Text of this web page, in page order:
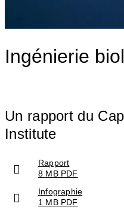
Ingénierie
Un rapport du
Institute
Rapport
8 MB PDF
Infographie
1 MB PDF